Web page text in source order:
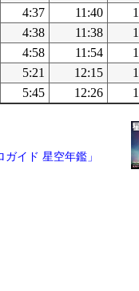
4:37 11:40
4:38 11:38
4:58 11:54
5:21 12:15
5:45 12:26
イド 星空年鑑」